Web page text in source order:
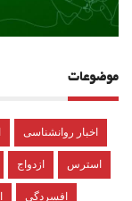
موضوعات
اخبار روانشناسی
ازدواج استرس
افسردگی